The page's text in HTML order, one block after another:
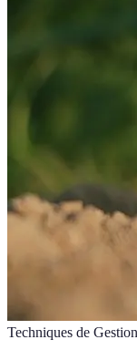
Techniques de Gestion